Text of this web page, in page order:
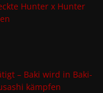
Hunter x Hunter
– Baki wird in Baki-
kämpfen